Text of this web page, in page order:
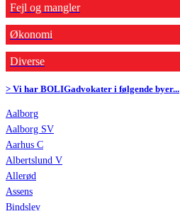
Fejl og mangler
Økonomi
Diverse
> Vi har BOLIGadvokater i følgende byer...
Aalborg
Aalborg SV
Aarhus C
Albertslund V
Allerød
Assens
Bindslev